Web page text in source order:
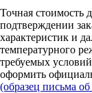
Точная стоимость
подтверждении
характеристик и
температурного
требуемых
оформить
(образец письма